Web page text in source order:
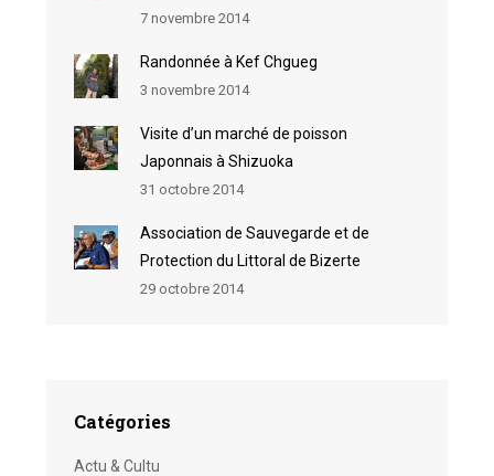
7 novembre 2014
Randonnée à Kef Chgueg
3 novembre 2014
Visite d’un marché de poisson
Japonnais à Shizuoka
31 octobre 2014
Association de Sauvegarde et de
Protection du Littoral de Bizerte
29 octobre 2014
Catégories
Actu & Cultu